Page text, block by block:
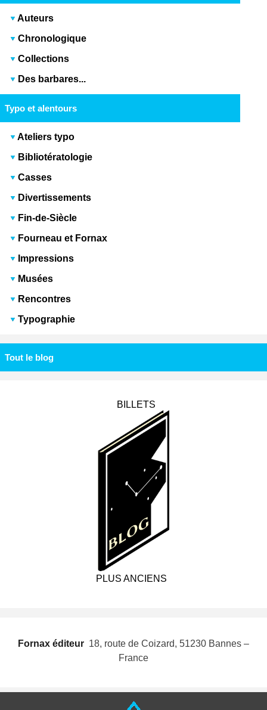
Auteurs
Chronologique
Collections
Des barbares...
Typo et alentours
Ateliers typo
Bibliotératologie
Casses
Divertissements
Fin-de-Siècle
Fourneau et Fornax
Impressions
Musées
Rencontres
Typographie
Tout le blog
BILLETS
PLUS ANCIENS
Fornax éditeur  18, route de Coizard, 51230 Bannes –
France